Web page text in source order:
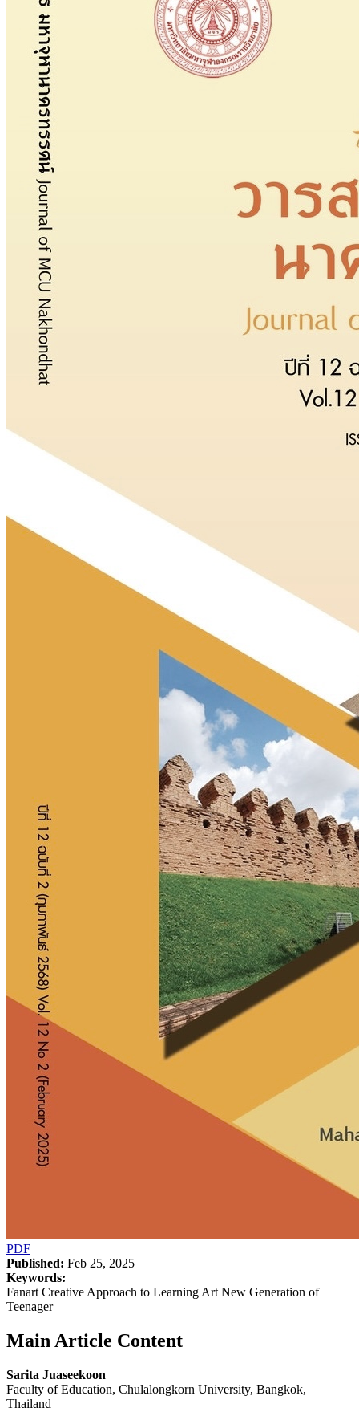
PDF
Published: Feb 25, 2025
Keywords:
Fanart Creative Approach to Learning Art New Generation of
Teenager
Main Article Content
Sarita Juaseekoon
Faculty of Education, Chulalongkorn University, Bangkok,
Thailand